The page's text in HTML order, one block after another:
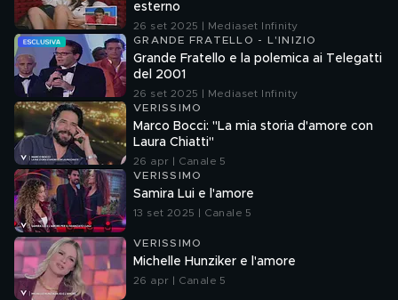
esterno
26 set 2025 | Mediaset Infinity
GRANDE FRATELLO - L'INIZIO
Grande Fratello e la polemica ai Telegatti
del 2001
26 set 2025 | Mediaset Infinity
VERISSIMO
Marco Bocci: "La mia storia d'amore con
Laura Chiatti"
26 apr | Canale 5
VERISSIMO
Samira Lui e l'amore
13 set 2025 | Canale 5
VERISSIMO
Michelle Hunziker e l'amore
26 apr | Canale 5